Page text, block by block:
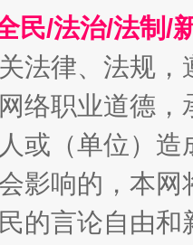
一
民/法治/法制/
法律、法规
络职业道德
或（单位）
影响的，本
的言论自由